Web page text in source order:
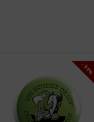
- 51%